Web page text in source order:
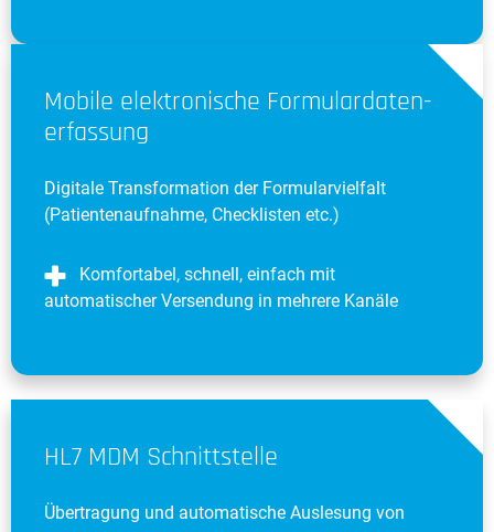
Mobile elektronische Formulardaten-
erfassung
Digitale Transformation der Formularvielfalt
(Patientenaufnahme, Checklisten etc.)
Komfortabel, schnell, einfach mit
automatischer Versendung in mehrere Kanäle
HL7 MDM Schnittstelle
Übertragung und automatische Auslesung von